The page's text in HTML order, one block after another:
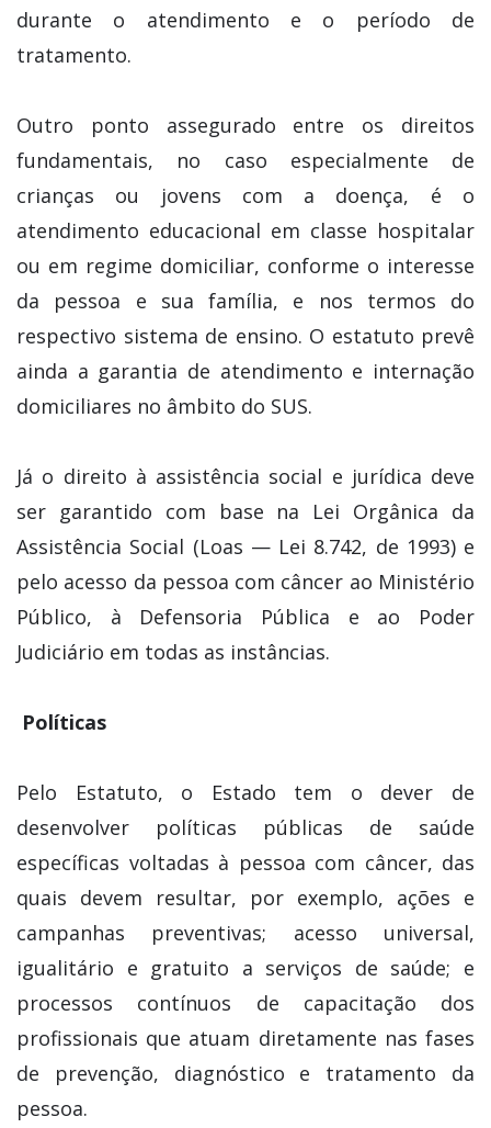
durante o atendimento e o período de
tratamento.
Outro ponto assegurado entre os direitos
fundamentais, no caso especialmente de
crianças ou jovens com a doença, é o
atendimento educacional em classe hospitalar
ou em regime domiciliar, conforme o interesse
da pessoa e sua família, e nos termos do
respectivo sistema de ensino. O estatuto prevê
ainda a garantia de atendimento e internação
domiciliares no âmbito do SUS.
Já o direito à assistência social e jurídica deve
ser garantido com base na Lei Orgânica da
Assistência Social (Loas — Lei 8.742, de 1993) e
pelo acesso da pessoa com câncer ao Ministério
Público, à Defensoria Pública e ao Poder
Judiciário em todas as instâncias.
Políticas
Pelo Estatuto, o Estado tem o dever de
desenvolver políticas públicas de saúde
específicas voltadas à pessoa com câncer, das
quais devem resultar, por exemplo, ações e
campanhas preventivas; acesso universal,
igualitário e gratuito a serviços de saúde; e
processos contínuos de capacitação dos
profissionais que atuam diretamente nas fases
de prevenção, diagnóstico e tratamento da
pessoa.